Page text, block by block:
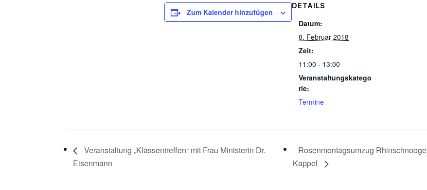
Zum Kalender hinzufügen
DETAILS
Datum:
8. Februar 2018
Zeit:
11:00 - 13:00
Veranstaltungskatego
rie:
Termine
Veranstaltung „Klassentreffen“ mit Frau Ministerin Dr.
Eisenmann
Rosenmontagsumzug Rhinschnooge
Kappel